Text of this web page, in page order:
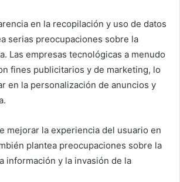
en la recopilación y uso de datos
serias preocupaciones sobre la
Las empresas tecnológicas a menudo
fines publicitarios y de marketing, lo
en la personalización de anuncios y
mejorar la experiencia del usuario en
plantea preocupaciones sobre la
información y la invasión de la